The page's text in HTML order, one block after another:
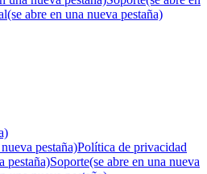
(se abre en una nueva pestaña)
pestaña)Política de privacidad
pestaña)Soporte(se abre en una nueva